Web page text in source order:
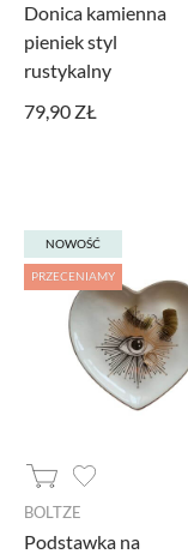
Donica kamienna
pieniek styl
rustykalny
79,90 ZŁ
NOWOŚĆ
PRZECENIAMY
BOLTZE
Podstawka na